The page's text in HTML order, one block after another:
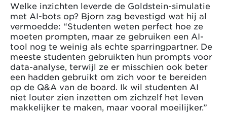
Welke inzichten leverde de Goldstein-simulatie
met AI-bots op? Bjorn zag bevestigd wat hij al
vermoedde: “Studenten weten perfect hoe ze
moeten prompten, maar ze gebruiken een AI-
tool nog te weinig als echte sparringpartner. De
meeste studenten gebruikten hun prompts voor
data-analyse, terwijl ze er misschien ook beter
een hadden gebruikt om zich voor te bereiden
op de Q&A van de board. Ik wil studenten AI
niet louter zien inzetten om zichzelf het leven
makkelijker te maken, maar vooral moeilijker.”